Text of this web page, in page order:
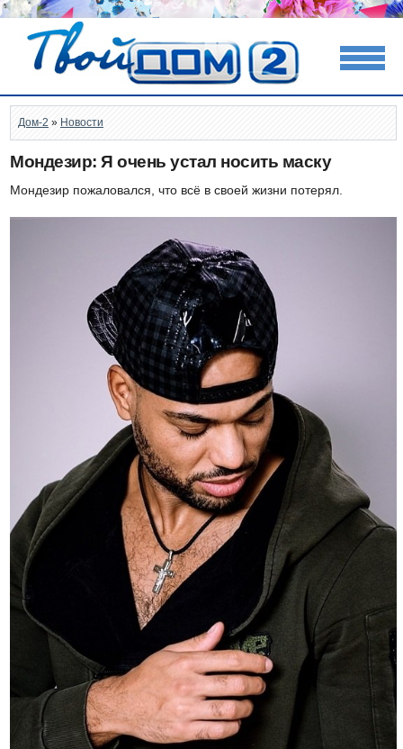
Дом-2 » Новости
Мондезир: Я очень устал носить маску
Мондезир пожаловался, что всё в своей жизни потерял.